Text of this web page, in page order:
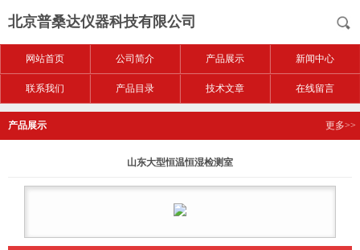
北京普桑达仪器科技有限公司
网站首页 公司简介 产品展示 新闻中心
联系我们 产品目录 技术文章 在线留言
产品展示 更多>>
山东大型恒温恒湿检测室